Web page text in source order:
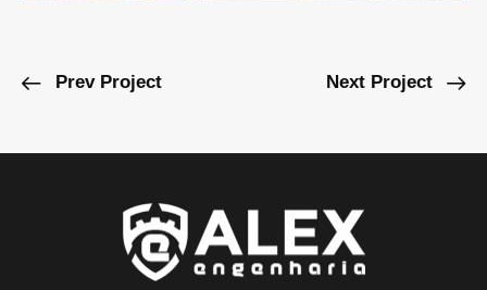
Prev Project Next Project